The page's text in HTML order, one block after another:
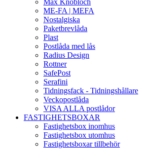
Max Knobloch
ME-FA | MEFA
Nostalgiska
Paketbrevlåda
Plast
Postlåda med lås
Radius Design
Rottner
SafePost
Serafini
Tidningsfack - Tidningshållare
Veckopostlåda
VISA ALLA postlådor
FASTIGHETSBOXAR
Fastighetsbox inomhus
Fastighetsbox utomhus
Fastighetsboxar tillbehör